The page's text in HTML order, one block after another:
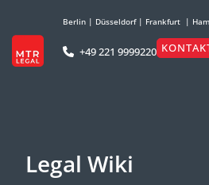
Berlin | Düsseldorf| Frankfurt |
+49 221 9999220
Legal Wiki